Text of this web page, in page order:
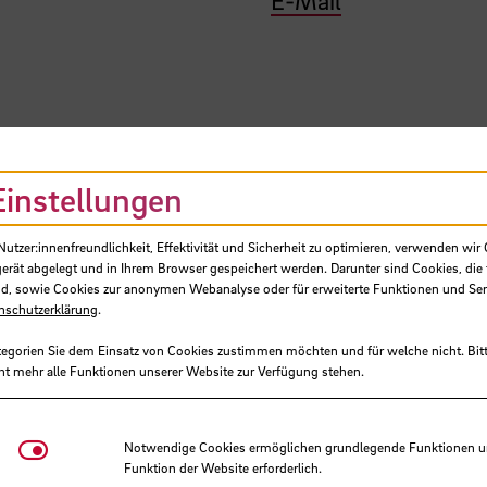
Beruflichen Gymnasiums
Effektivität und Sicherheit zu optimieren, verwenden wir
abgelegt und in Ihrem Browser gespeichert werden. Darunter sind Cookies,
sowie Cookies zur anonymen Webanalyse oder für erweiterte Funktionen und
.
Sie dem Einsatz von Cookies zustimmen möchten und für welche nicht.
mehr alle Funktionen unserer Website zur Verfügung stehen.
Notwendige CookiesNotwendige Cookies ermöglichen grundlegende Funktionen
Funktion der Website erforderlich.